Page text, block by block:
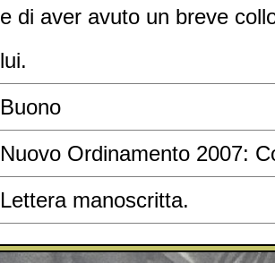
e di aver avuto un breve
lui.
Buono
Nuovo Ordinamento 2007:
Lettera manoscritta.